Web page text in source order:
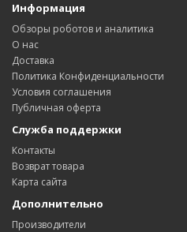
Информация
Обзоры роботов и аналитика
О нас
Доставка
Политика Конфиденциальности
Условия соглашения
Публичная оферта
Служба поддержки
Контакты
Возврат товара
Карта сайта
Дополнительно
Производители